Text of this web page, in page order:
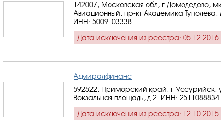
142007, Московская обл, г Домодедово,
Авиационный, пр-кт Академика Туполева,
ИНН: 5009103338
Дата исключения из реестра: 05.12.2016.
Адмиралфинанс
692522, Приморский край, г Уссурийск,
Вокзальная площадь, д 2. ИНН: 2511088834
Дата исключения из реестра: 12.10.2015.